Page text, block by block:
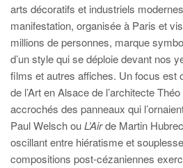
arts décoratifs et industriels
manifestation, organisée à Paris et
millions de personnes, marque
d’un style qui se déploie devant nos
films et autres affiches. Un focus est
de l’Art en Alsace de l’architecte
accrochés des panneaux qui
Paul Welsch ouL’Airde Martin
oscillant entre hiératisme et
compositions post-cézaniennes